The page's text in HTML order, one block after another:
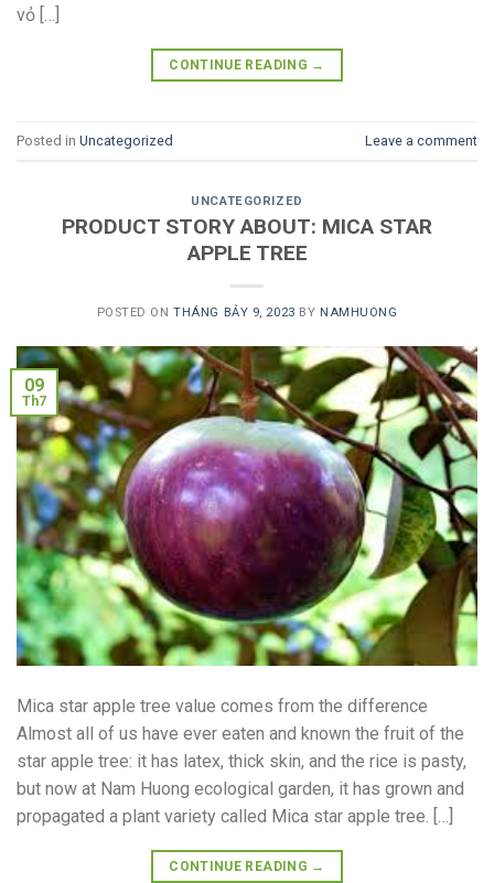
vỏ […]
CONTINUE READING →
Posted in Uncategorized Leave a comment
UNCATEGORIZED
PRODUCT STORY ABOUT: MICA STAR
APPLE TREE
POSTED ONTHÁNG BẢY 9, 2023 BY NAMHUONG
09
Th7
Mica star apple tree value comes from the difference
Almost all of us have ever eaten and known the fruit of the
star apple tree: it has latex, thick skin, and the rice is pasty,
but now at Nam Huong ecological garden, it has grown and
propagated a plant variety called Mica star apple tree. […]
CONTINUE READING →